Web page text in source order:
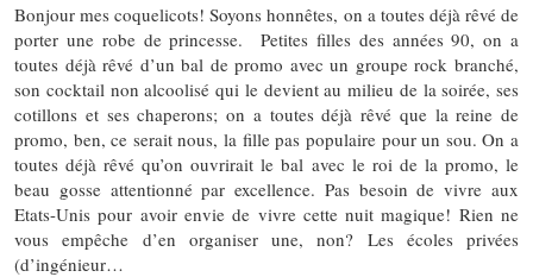
Bonjour mes coquelicots! Soyons honnêtes, on a toutes déjà rêvé de
porter une robe de princesse. Petites filles des années 90, on a
toutes déjà rêvé d’un bal de promo avec un groupe rock branché,
son cocktail non alcoolisé qui le devient au milieu de la soirée, ses
cotillons et ses chaperons; on a toutes déjà rêvé que la reine de
promo, ben, ce serait nous, la fille pas populaire pour un sou. On a
toutes déjà rêvé qu’on ouvrirait le bal avec le roi de la promo, le
beau gosse attentionné par excellence. Pas besoin de vivre aux
Etats-Unis pour avoir envie de vivre cette nuit magique! Rien ne
vous empêche d’en organiser une, non? Les écoles privées
(d’ingénieur…